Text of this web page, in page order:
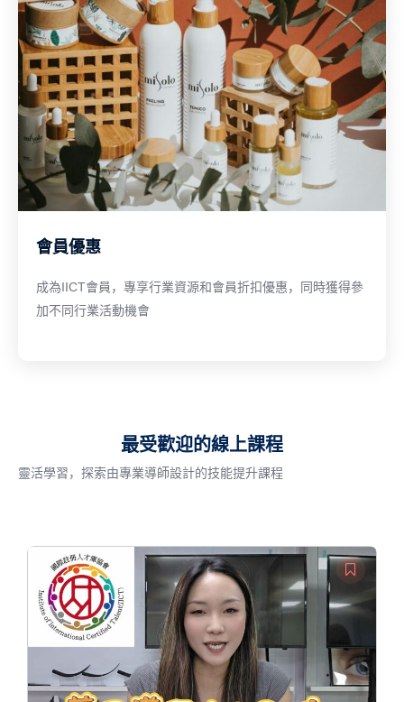
會員優惠
成為IICT會員，專享行業資源和會員折扣優惠，同時獲得參
加不同行業活動機會
最受歡迎的線上課程
靈活學習，探索由專業導師設計的技能提升課程